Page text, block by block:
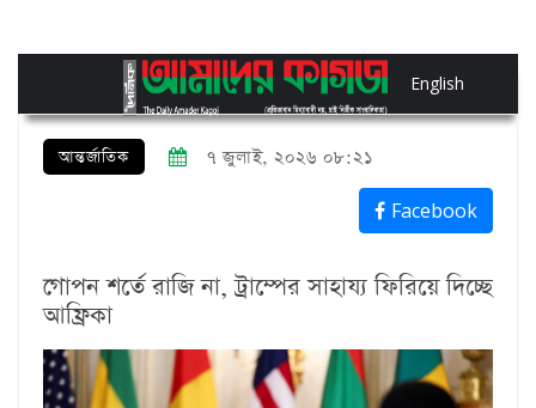
English
আন্তর্জাতিক ৭ জুলাই, ২০২৬ ০৮:২১
Facebook
গোপন শর্তে রাজি না, ট্রাম্পের সাহায্য ফিরিয়ে দিচ্ছে
আফ্রিকা